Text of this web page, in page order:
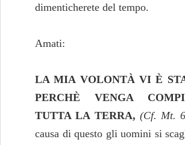
dimenticherete del tempo.
Amati:
LA MIA VOLONTÀ VI È
PERCHÈ VENGA
TUTTA LA TERRA, (Cf. Mt.
causa di questo gli uomini si